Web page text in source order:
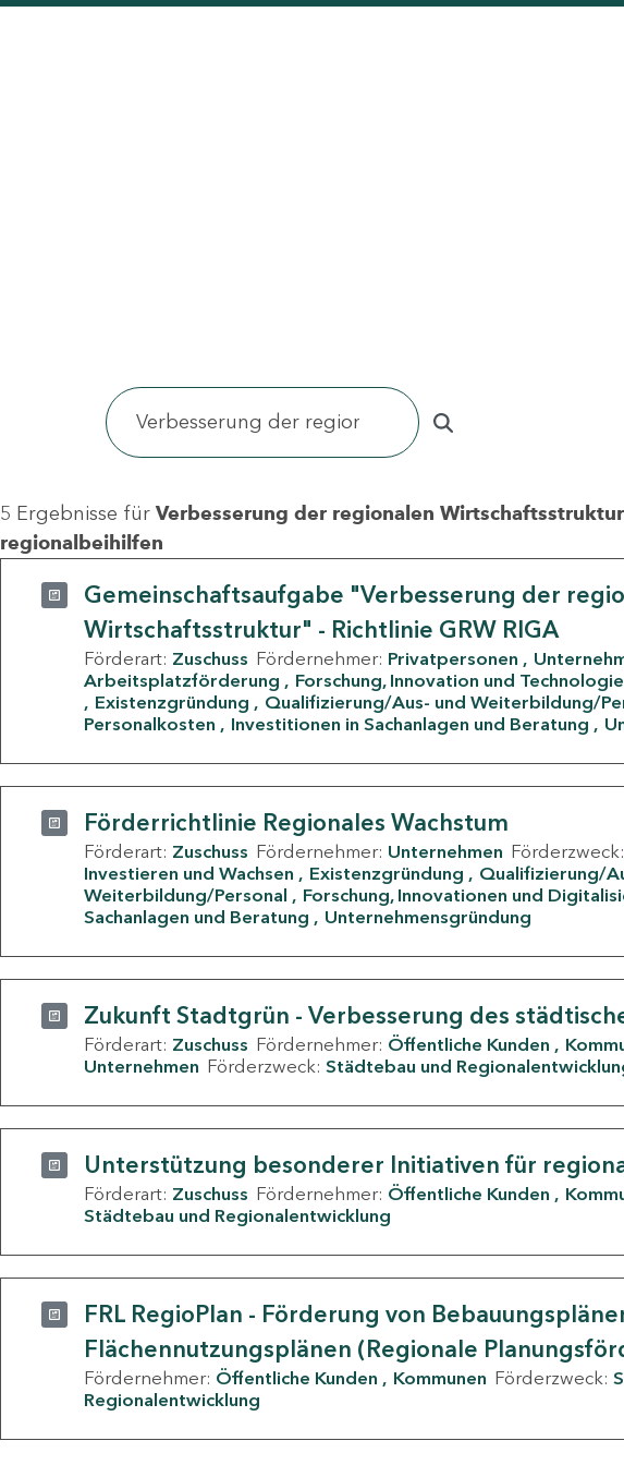
5 Ergebnisse für Verbesserung der regionalen
regionalbeihilfen
Gemeinschaftsaufgabe "Verbesserung der
Wirtschaftsstruktur" - Richtlinie GRW RIGA
Förderart: Zuschuss Fördernehmer: Privatpersonen
Arbeitsplatzförderung
Forschung, Innovation und Technologie
Existenzgründung
Qualifizierung/Aus- und Weiterbildung/
Personalkosten
Investitionen in Sachanlagen und Beratung
Förderrichtlinie Regionales Wachstum
Förderart: Zuschuss Fördernehmer: Unternehmen Förderzweck:
Investieren und Wachsen
Existenzgründung
Qualifizierung/
Weiterbildung/Personal
Forschung, Innovationen und
Sachanlagen und Beratung
Unternehmensgründung
Zukunft Stadtgrün - Verbesserung des
Förderart: Zuschuss Fördernehmer: Öffentliche Kunden
Unternehmen Förderzweck: Städtebau und
Unterstützung besonderer Initiativen für
Förderart: Zuschuss Fördernehmer: Öffentliche Kunden
Städtebau und Regionalentwicklung
FRL RegioPlan - Förderung von
Flächennutzungsplänen (Regionale
Fördernehmer: Öffentliche Kunden Kommunen Förderzweck:
Regionalentwicklung